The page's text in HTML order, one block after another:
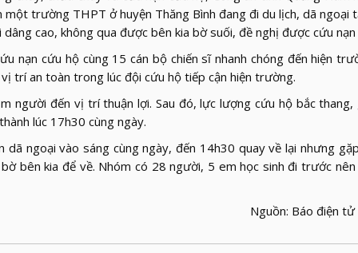
trường THPT ở huyện Thăng Bình đang đi du lịch, dã ngoại
cao, không qua được bên kia bờ suối, đề nghị được cứu
nạn cứu hộ cùng 15 cán bộ chiến sĩ nhanh chóng đến hiện
trí an toàn trong lúc đội cứu hộ tiếp cận hiện trường.
người đến vị trí thuận lợi. Sau đó, lực lượng cứu hộ bắc thang,
lúc 17h30 cùng ngày.
ngoại vào sáng cùng ngày, đến 14h30 quay về lại nhưng
bên kia để về. Nhóm có 28 người, 5 em học sinh đi trước
Nguồn: Báo điện tử